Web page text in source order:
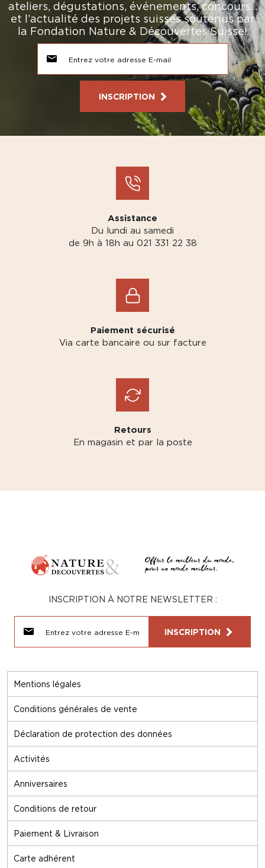
ateliers, dégustations, événements, concours…
et l’actualité des projets suisses soutenus par
la Fondation Nature & Découvertes Suisse!
INSCRIPTION
Assistance
Du lundi au samedi
de 9h à 18h au 021 331 22 38
Paiement sécurisé
Via carte bancaire ou sur facture
Retours
En magasin et par la poste
Mentions légales
Conditions générales de vente
Déclaration de protection des données
Activités
Anniversaires
Conditions de retour
Paiement & Livraison
Carte adhérent
INSCRIPTION À NOTRE NEWSLETTER :
INSCRIPTION